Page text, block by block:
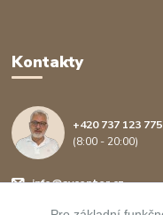
Kontakty
+420 737 123
(8:00 - 20:00)
info@avcenter.cz